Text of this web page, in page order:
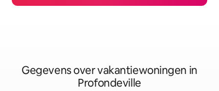
Gegevens over vakantiewoningen in
Profondeville